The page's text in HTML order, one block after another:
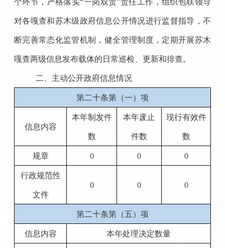
对各嘎查和苏木级政府信息公开情况进行监督指导，不
断完善常态化监管机制，健全管理制度，定期开展苏木
嘎查两级信息发布载体的日常巡检、更新和排查。
二、主动公开政府信息情况
第二十条第（一）项
信息内容
本年制发件
数
本年废止
件数
现行有效件
数
规章 0 0 0
行政规范性
文件
0 0 0
第二十条第（五）项
信息内容 本年处理决定数量